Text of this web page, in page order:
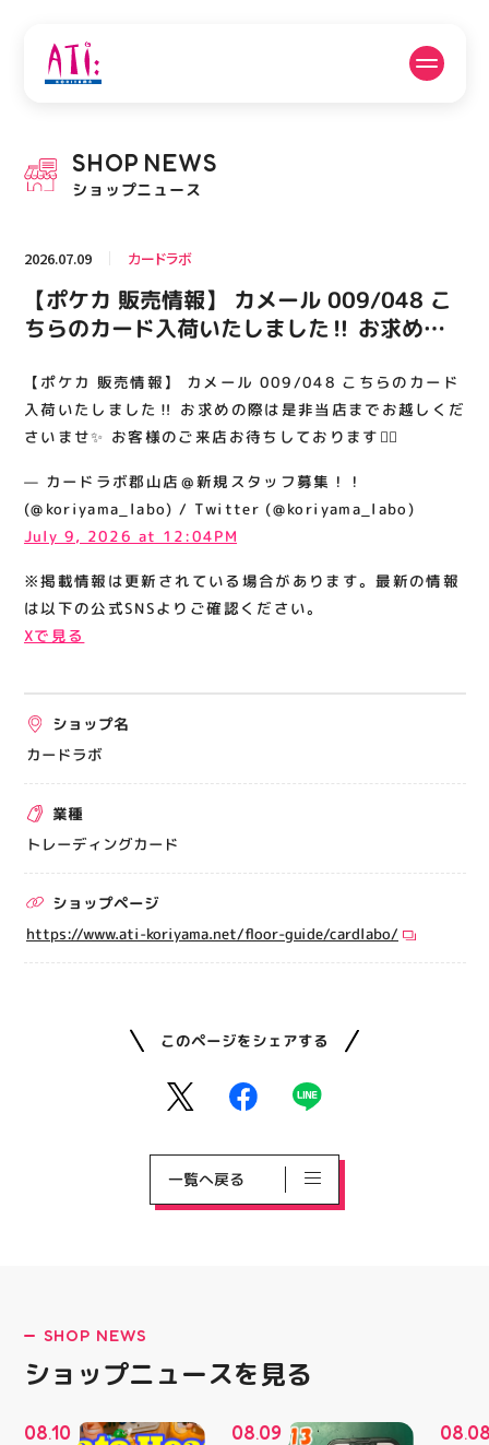
PICK UP NEWS
ピックアップニュース
フロアガイド 営業時間
ACCESS
アクセス・駐車場
RECRUIT
スタッフ募集
関連情報
お知らせ
お問い合わせ
プライバシーポリシー
運営会社
出店をご検討の方へ
催事出店募集
アティビジョンについて
SHOP NEWS
ショップニュース
2026.07.09 カードラボ
【ポケカ 販売情報】 カメール 009/048 こ
ちらのカード入荷いたしました‼️ お求めの
様のご来店お待ちしております🙇‍♂️
【ポケカ 販売情報】 カメール 009/048 こちらのカード
入荷いたしました‼️ お求めの際は是非当店までお越しくだ
さいませ✨ お客様のご来店お待ちしております🙇‍♂️
— カードラボ郡山店＠新規スタッフ募集！！
(@koriyama_labo) / Twitter (@koriyama_labo)
July 9, 2026 at 12:04PM
※掲載情報は更新されている場合があります。最新の情報
は以下の公式SNSよりご確認ください。
Xで見る
ショップ名
カードラボ
業種
トレーディングカード
ショップページ
https://www.ati-koriyama.net/floor-guide/cardlabo/
このページをシェアする
一覧へ戻る
SHOP NEWS
ショップニュースを見る
08.10 08.09 08.